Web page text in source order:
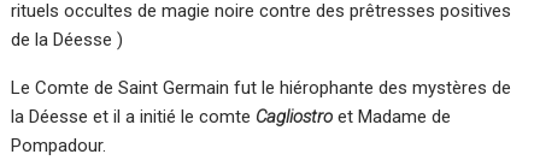
rituels occultes de magie noire contre des prêtresses positives
de la Déesse )
Le Comte de Saint Germain fut le hiérophante des mystères de
la Déesse et il a initié le comte Cagliostroet Madame de
Pompadour.